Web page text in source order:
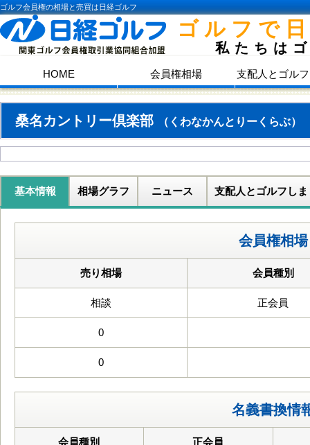
ゴルフ会員権の相場と売買は日経ゴルフ
ゴルフで
私たちは
HOME 会員権相場 支配人とゴル
桑名カントリー倶楽部 （くわなかんとりーくらぶ）
基本情報 相場グラフ ニュース 支配人とゴルフしま
会員権相場
売り相場 会員種別
相談 正会員
0
0
名義書換情
会員種別 正会員